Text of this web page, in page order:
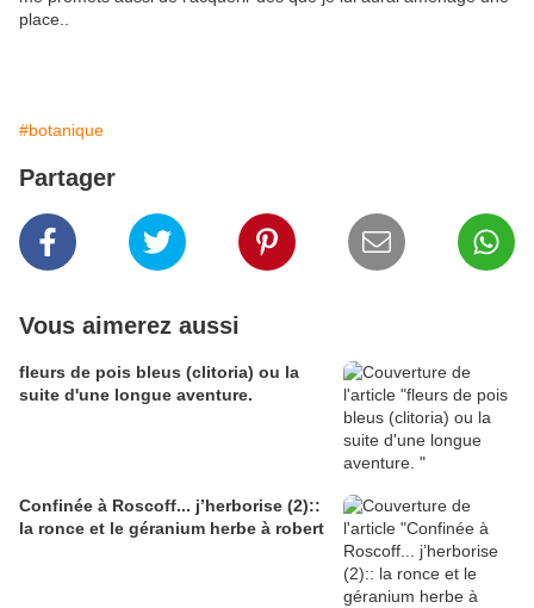
place..
#botanique
Partager
Vous aimerez aussi
fleurs de pois bleus (clitoria) ou la
suite d'une longue aventure.
Confinée à Roscoff... j’herborise (2)::
la ronce et le géranium herbe à robert